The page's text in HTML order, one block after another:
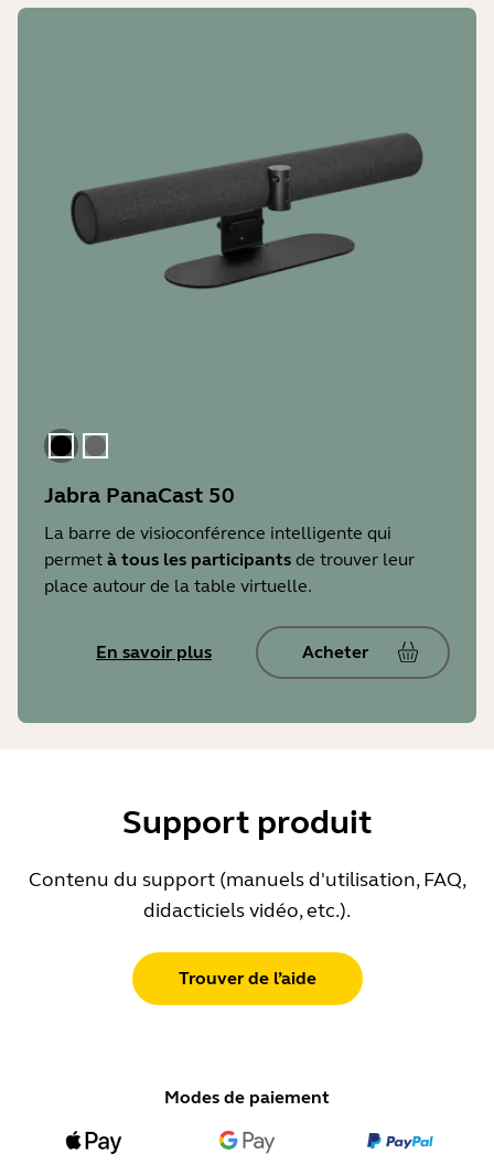
Le noir
gris
Jabra PanaCast 50
La barre de visioconférence intelligente qui
permet à tous les participants de trouver leur
place autour de la table virtuelle.
En savoir plus Acheter
Support produit
Contenu du support (manuels d'utilisation, FAQ,
didacticiels vidéo, etc.).
Trouver de l’aide
Modes de paiement